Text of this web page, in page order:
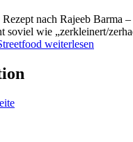
nach Rajeeb Barma
soviel wie „zerkleinert/
weiterlesen